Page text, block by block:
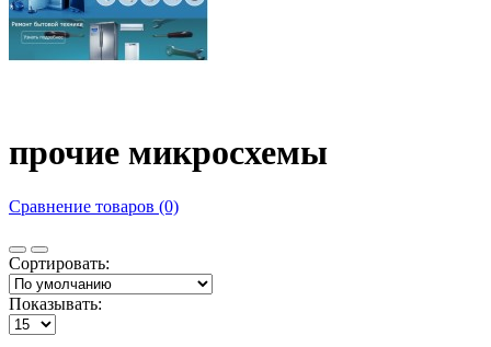
прочие микросхемы
Сравнение товаров (0)
Сортировать:
Показывать: